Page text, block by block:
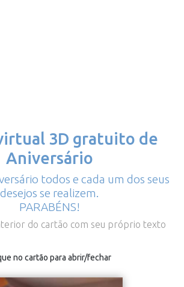
3D gratuito de
Aniversário
todos e cada um dos seus
desejos se realizem.
PARABÉNS!
do cartão com seu próprio texto
no cartão para abrir/fechar